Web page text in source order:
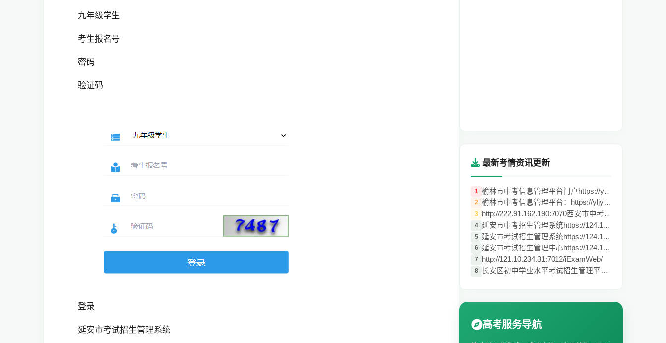
九年级学生
考生报名号
密码
验证码
登录
延安市考试招生管理系统
最新考情资讯更新
1 榆林市中考信息管理平台门户https://yljyks
2 榆林市中考信息管理平台：https://yljyksy.
3 http://222.91.162.190:7070西安市中考报名
4 延安市中考招生管理系统https://124.116.27
5 延安市考试招生管理系统https://124.116.27
6 延安市考试招生管理中心https://124.116.27
7 http://121.10.234.31:7012/iExamWeb/
8 长安区初中学业水平考试招生管理平台（http
高考服务导航